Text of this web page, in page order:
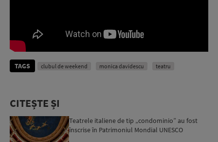
TAGS clubul de weekend monica davidescu teatru
CITEȘTE ȘI
Teatrele italiene de tip „condominio” au fost
înscrise în Patrimoniul Mondial UNESCO